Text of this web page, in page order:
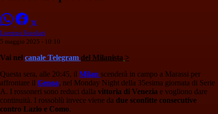
Lorenzo Focolari
5 maggio 2025 - 10:10
Vai nel canale Telegram del Milanista >
Questa sera, alle 20:45, il Milan scenderà in campo a Marassi per
affrontare il Genoa, nel Monday Night della 35esima giornata di Serie
A. I rossoneri sono reduci dalla vittoria di Venezia e vogliono dare
continuità. I rossoblù invece viene da due sconfitte consecutive
contro Lazio e Como.